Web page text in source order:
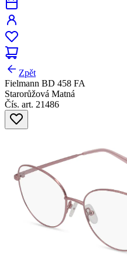
Zpět
Fielmann BD 458 FA
Starorůžová Matná
Čís. art. 21486